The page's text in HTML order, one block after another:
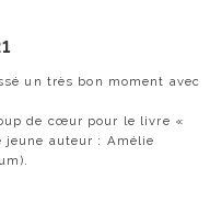
un très bon moment avec
de cœur pour le livre «
jeune auteur : Amélie